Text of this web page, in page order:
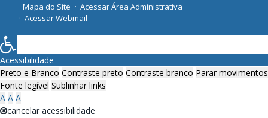
Mapa do Site
Acessar Área Administrativa
Acessar Webmail
Acessibilidade
Preto e Branco Contraste preto Contraste branco Parar movimentos
Fonte legível Sublinhar links
A A A
cancelar acessibilidade